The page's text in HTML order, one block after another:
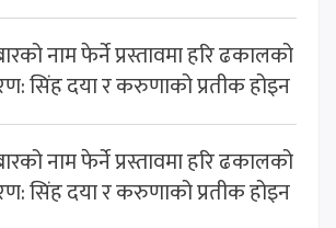
नाम फेर्ने प्रस्तावमा हरि ढकालको
सिंह दया र करुणाको प्रतीक होइन
नाम फेर्ने प्रस्तावमा हरि ढकालको
सिंह दया र करुणाको प्रतीक होइन